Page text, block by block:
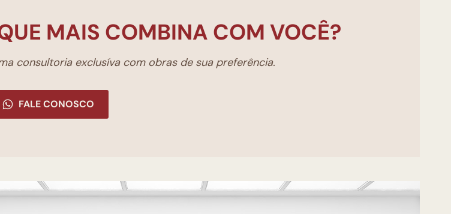
MAIS COMBINA COM VOCÊ?
consultoria exclusíva com obras de sua preferência.
FALE CONOSCO